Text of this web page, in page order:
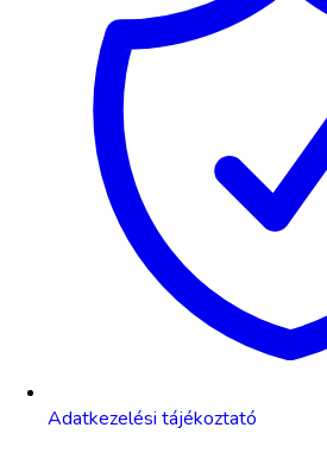
Adatkezelési tájékoztató